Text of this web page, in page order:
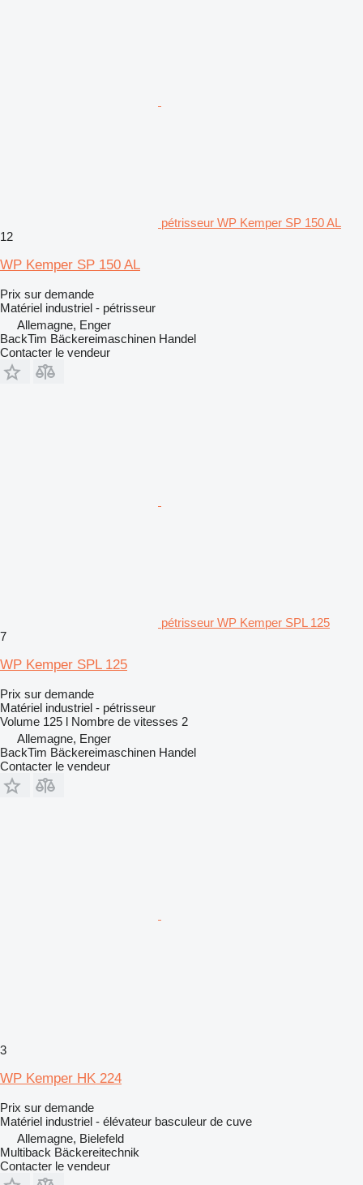
pétrisseur WP Kemper SP 150 AL
12
WP Kemper SP 150 AL
Prix sur demande
Matériel industriel - pétrisseur
Allemagne, Enger
BackTim Bäckereimaschinen Handel
Contacter le vendeur
pétrisseur WP Kemper SPL 125
7
WP Kemper SPL 125
Prix sur demande
Matériel industriel - pétrisseur
Volume 125 l Nombre de vitesses 2
Allemagne, Enger
BackTim Bäckereimaschinen Handel
Contacter le vendeur
3
WP Kemper HK 224
Prix sur demande
Matériel industriel - élévateur basculeur de cuve
Allemagne, Bielefeld
Multiback Bäckereitechnik
Contacter le vendeur